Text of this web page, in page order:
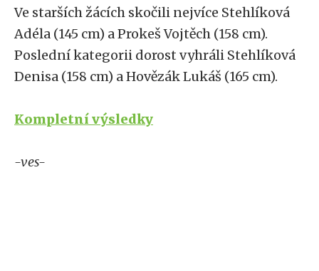
Ve starších žácích skočili nejvíce Stehlíková
Adéla (145 cm) a Prokeš Vojtěch (158 cm).
Poslední kategorii dorost vyhráli Stehlíková
Denisa (158 cm) a Hovězák Lukáš (165 cm).
Kompletní výsledky
-ves-